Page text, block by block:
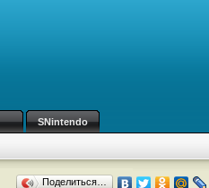
SNintendo
Поделиться…